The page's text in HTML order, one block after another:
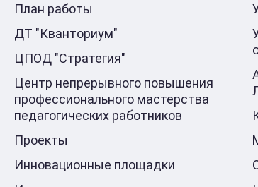
План работы
ДТ "Кванториум"
ЦПОД "Стратегия"
Центр непрерывного повышения
профессионального мастерства
педагогических работников
Проекты
Инновационные площадки